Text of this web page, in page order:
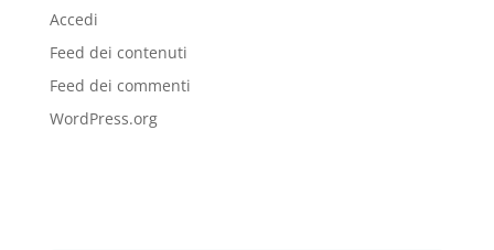
Accedi
Feed dei contenuti
Feed dei commenti
WordPress.org